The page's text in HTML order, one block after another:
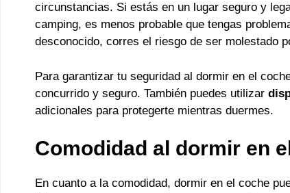
circunstancias. Si estás en un lugar seguro y
camping, es menos probable que tengas
desconocido, corres el riesgo de ser molestado
Para garantizar tu seguridad al dormir en el
concurrido y seguro. También puedes utilizar
adicionales para protegerte mientras duermes.
Comodidad al dormir en
En cuanto a la comodidad, dormir en el coche